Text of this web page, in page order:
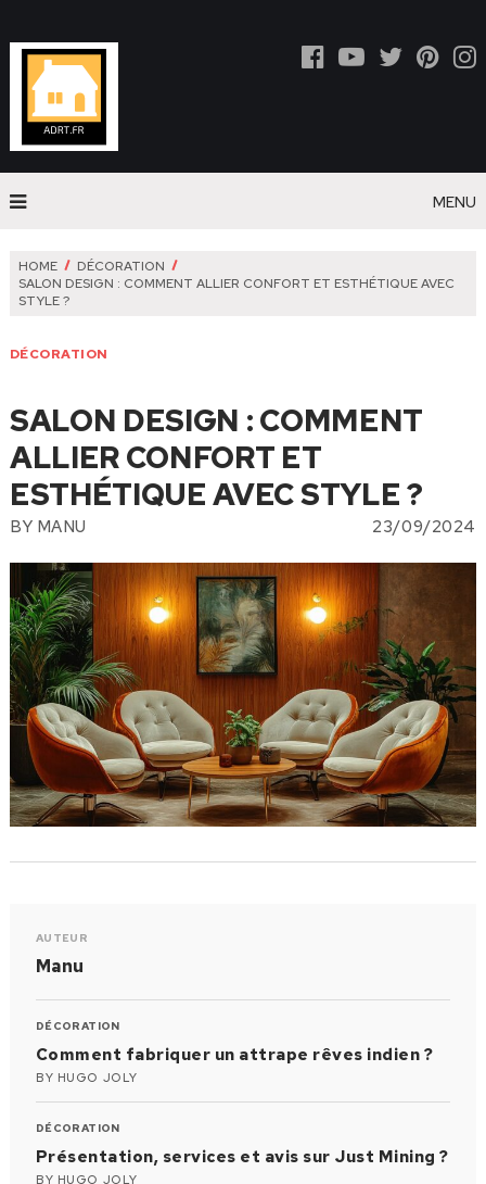
MENU
HOME
DÉCORATION
SALON DESIGN : COMMENT ALLIER CONFORT ET ESTHÉTIQUE AVEC
STYLE ?
DÉCORATION
SALON DESIGN : COMMENT
ALLIER CONFORT ET
ESTHÉTIQUE AVEC STYLE ?
BY MANU 23/09/2024
AUTEUR
Manu
DÉCORATION
Comment fabriquer un attrape rêves indien ?
BY HUGO JOLY
DÉCORATION
Présentation, services et avis sur Just Mining ?
BY HUGO JOLY